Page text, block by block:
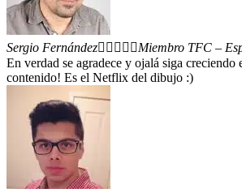
Sergio Fernández    Miembro TFC –
En verdad se agradece y ojalá siga creciendo
contenido! Es el Netflix del dibujo :)